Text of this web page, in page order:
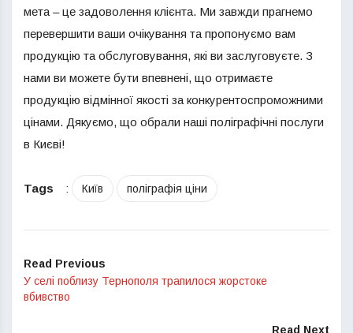
мета – це задоволення клієнта. Ми завжди прагнемо
перевершити ваши очікування та пропонуємо вам
продукцію та обслуговування, які ви заслуговуєте. З
нами ви можете бути впевнені, що отримаєте
продукцію відмінної якості за конкурентоспроможними
цінами. Дякуємо, що обрали наші поліграфічні послуги
в Києві!
Tags : Київ поліграфія ціни
Read Previous
У селі поблизу Тернополя трапилося жорстоке
вбивство
Read Next